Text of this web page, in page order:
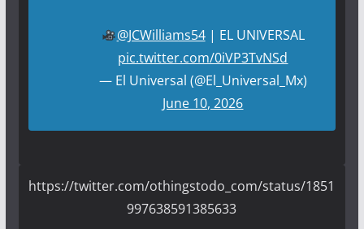
@JCWilliams54| EL UNIVERSAL
pic.twitter.com/0iVP3TvNSd
— El Universal (@El_Universal_Mx)
June 10, 2026
https://twitter.com/othingstodo_com/status/1851
997638591385633